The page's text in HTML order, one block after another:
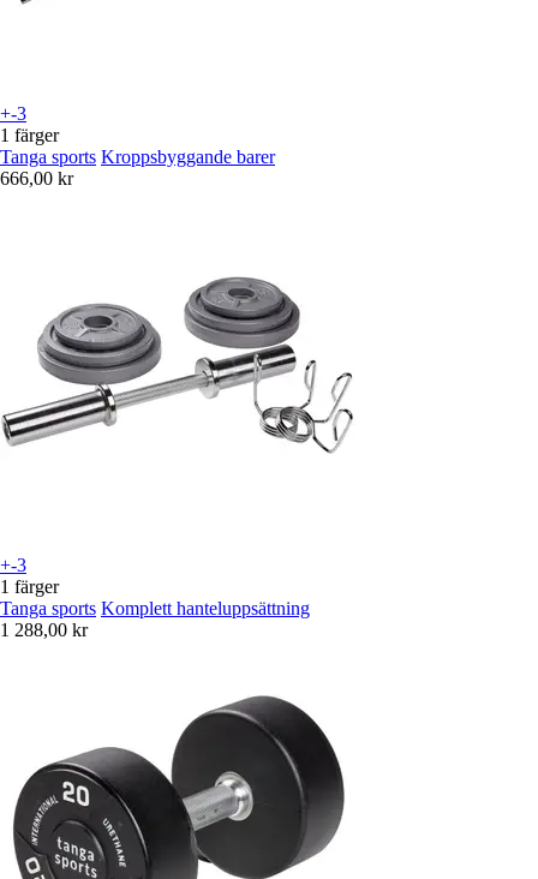
+-3
1 färger
Tanga sports Kroppsbyggande barer
666,00 kr
+-3
1 färger
Tanga sports Komplett hanteluppsättning
1 288,00 kr